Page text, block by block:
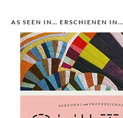
AS SEEN IN… ERSCHIENEN IN…